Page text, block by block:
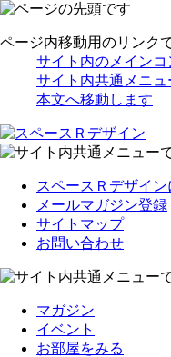
ページ内移動用のリンク
サイト内のメイン
サイト内共通メニ
本文へ移動します
スペースＲデザイン
メールマガジン登録
サイトマップ
お問い合わせ
マガジン
イベント
お部屋をみる